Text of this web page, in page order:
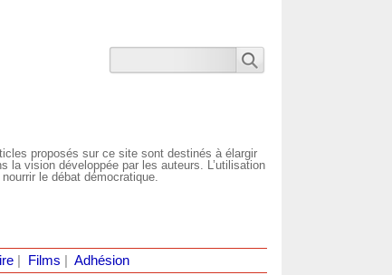
proposés sur ce site sont destinés à élargir
la vision développée par les auteurs. L’utilisation
le débat démocratique.
| Films Adhésion